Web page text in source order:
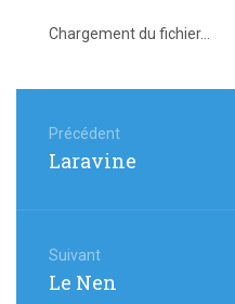
Chargement du fichier...
dePrécédent
Article
Laravine
Suivant
Article
Le Nen